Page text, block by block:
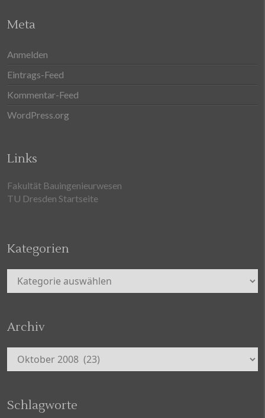
Meta
Anmelden
Eintrags-Feed
Kommentar-Feed
WordPress.org
Links
Fakultät Bauingenieurwesen
TU Dresden Startseite
Kategorien
Kategorien
Archiv
Archiv
Schlagworte